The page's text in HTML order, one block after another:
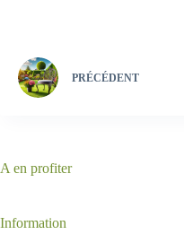
PRÉCÉDENT
A en profiter
Information